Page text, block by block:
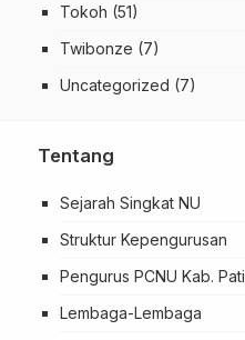
Tokoh (51)
Twibonze (7)
Uncategorized (7)
Tentang
Sejarah Singkat NU
Struktur Kepengurusan
Pengurus PCNU Kab. Pati
Lembaga-Lembaga